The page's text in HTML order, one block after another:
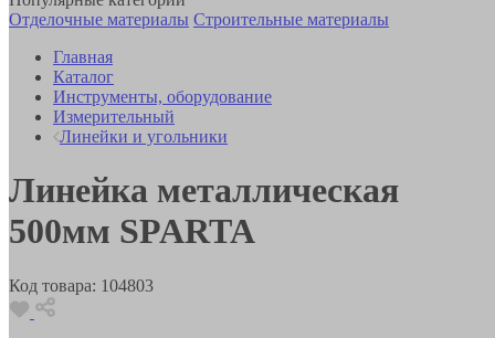
Отделочные материалы Строительные материалы
Главная
Каталог
Инструменты, оборудование
Измерительный
Линейки и угольники
Линейка металлическая
500мм SPARTA
Код товара: 104803